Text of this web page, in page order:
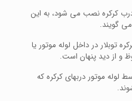
درب کرکره نصب می شود، به این
گویند.
توبلار در داخل لوله موتور یا
و از دید پنهان است.
لوله موتور دربهای کرکره که